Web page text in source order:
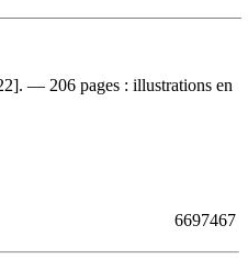
— 206 pages : illustrations en
6697467